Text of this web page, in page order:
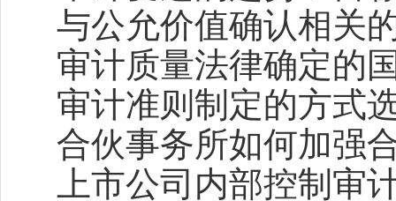
与公允价值确认相关
审计质量法律确定的
审计准则制定的方式
合伙事务所如何加强
上市公司内部控制审